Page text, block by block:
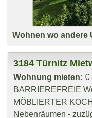
Wohnen wo andere
3184 Türnitz
Wohnung mieten: €
BARRIEREFREIE
MÖBLIERTER
Nebenräumen -